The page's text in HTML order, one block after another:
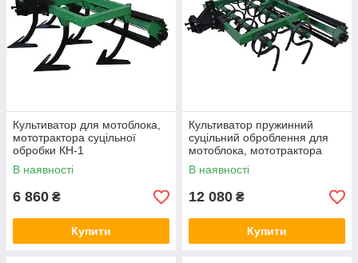
Культиватор для мотоблока,
мототрактора суцільної
обробки КН-1
В наявності
6 860 ₴
Купити
Культиватор пружинний
суцільний оброблення для
мотоблока, мототрактора
КН-1П
В наявності
12 080 ₴
Купити